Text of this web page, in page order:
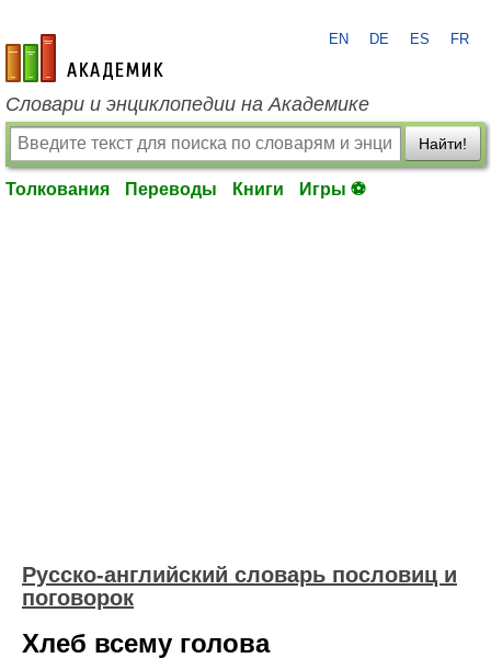
academic.ru
EN DE ES FR
Словари и энциклопедии на Академике
Найти!
Толкования Переводы Книги Игры ⚽
Русско-английский словарь пословиц и
поговорок
Хлеб всему голова